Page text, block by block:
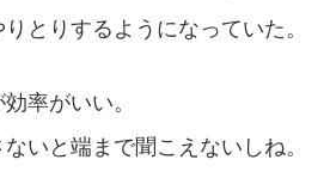
とりするようになっていた。
率がいい。
いと端まで聞こえないしね。